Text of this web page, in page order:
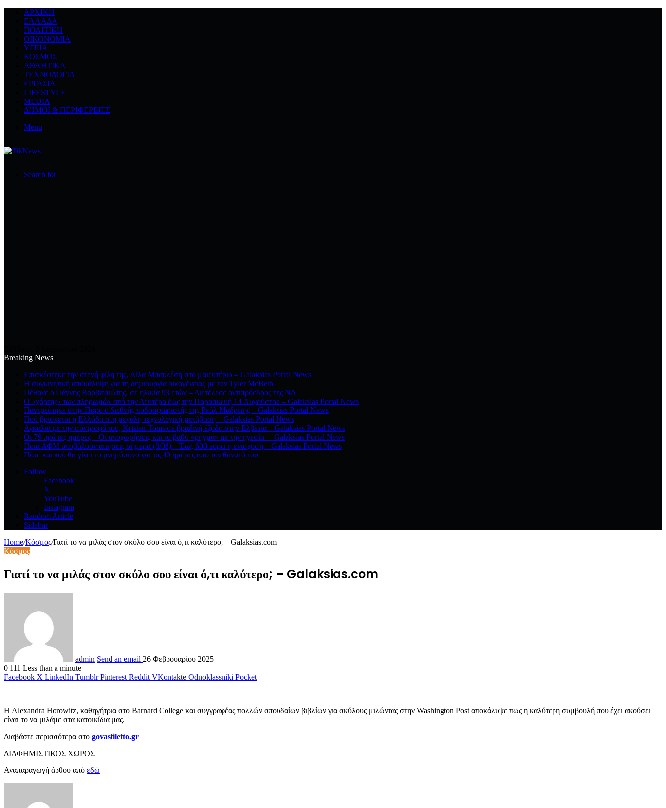
ΑΡΧΙΚΉ
ΕΛΛΆΔΑ
ΠΟΛΙΤΙΚΉ
ΟΙΚΟΝΟΜΊΑ
ΥΓΕΊΑ
ΚΌΣΜΟΣ
ΑΘΛΗΤΙΚΆ
ΤΕΧΝΟΛΟΓΙΆ
ΕΡΓΑΣΊΑ
LIFESTYLE
MEDIA
ΔΉΜΟΙ & ΠΕΡΙΦΈΡΕΙΕΣ
Menu
Search for
Breaking News
Επισκέφτηκε την στενή φίλη της, Λίλα Μπακλέση στο μαιευτήριο – Galaksias Portal News
Η συγκινητική αποκάλυψη για τη δηµιουργία οικογένειας με τον Tyler McBeth
Πέθανε ο Γιάννης Βαρβιτσιώτης, σε ηλικία 93 ετών – Διετέλεσε αντιπρόεδρος της ΝΔ
Ο «χάρτης» των πληρωμών από την Δευτέρα έως την Παρασκευή 14 Αυγούστου – Galaksias Portal News
Παντρεύτηκε στην Πάρο ο διεθνής ποδοσφαιριστής της Ρεάλ Μαδρίτης – Galaksias Portal News
Πού βρίσκεται η Ελλάδα στη μεγάλη τεχνολογική μετάβαση – Galaksias Portal News
Αγκαλιά με την σύντροφό του, Kristen Toms σε βραδινή έξοδο στην Ελβετία – Galaksias Portal News
Οι 79 πρώτες ημέρες – Οι αποχωρήσεις και το βαθύ «ρήγμα» με την ηγεσία – Galaksias Portal News
Ποια ΑΦΜ υποβάλουν αιτήσεις σήμερα (8/08) – Έως 600 ευρώ η ενίσχυση – Galaksias Portal News
Πότε και πού θα γίνει το μνημόσυνο για τις 40 ημέρες από τον θάνατό του
Follow
Facebook
X
YouTube
Instagram
Random Article
Sidebar
Home/Κόσμος/Γιατί το να μιλάς στον σκύλο σου είναι ό,τι καλύτερο; – Galaksias.com
Κόσμος
Γιατί το να μιλάς στον σκύλο σου είναι ό,τι καλύτερο; – Galaksias.com
admin Send an email 26 Φεβρουαρίου 2025
0 111 Less than a minute
Facebook X LinkedIn Tumblr Pinterest Reddit VKontakte Odnoklassniki Pocket
Η Alexandra Horowitz, καθηγήτρια στο Barnard College και συγγραφέας πολλών σπουδαίων βιβλίων για σκύλους μιλώντας στην Washington Post αποκάλυψε πως η καλύτερη συμβουλή που έχει ακούσει
είναι το να μιλάμε στα κατοικίδια μας.
Διαβάστε περισσότερα στο govastiletto.gr
ΔΙΑΦΗΜΙΣΤΙΚΟΣ ΧΩΡΟΣ
Αναπαραγωγή άρθου από εδώ